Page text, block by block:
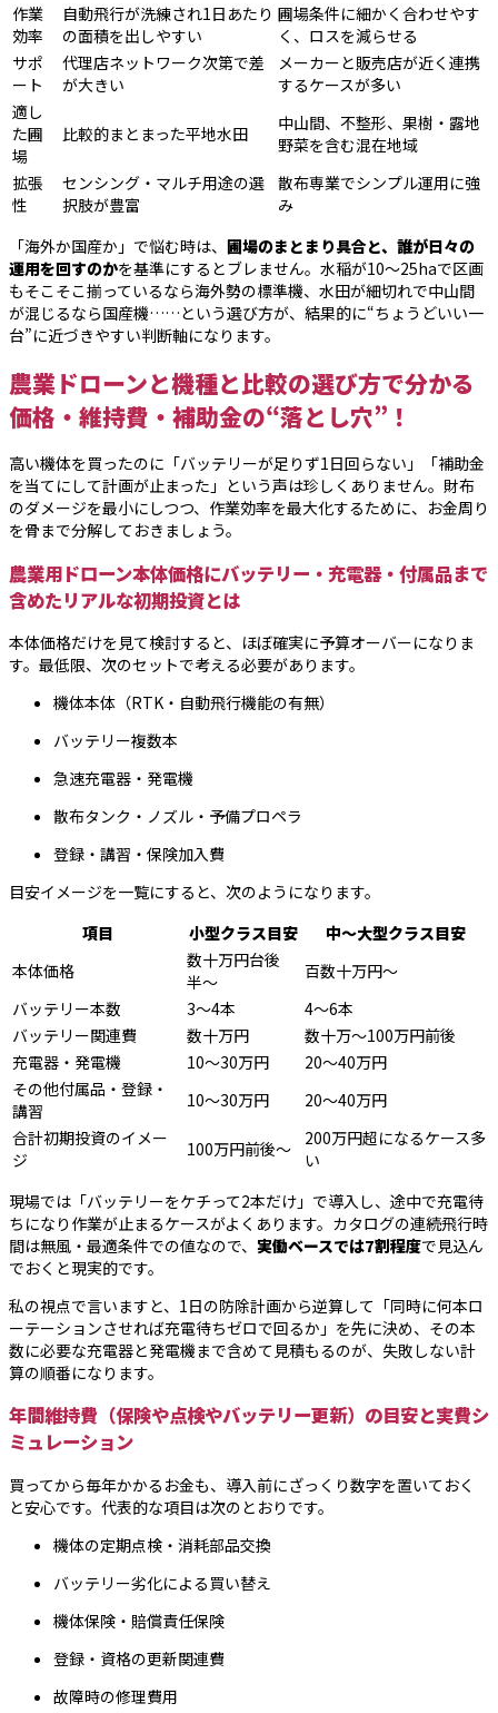
作業
効率
自動飛行が洗練され1日あたり
の面積を出しやすい
圃場条件に細かく合わせやす
く、ロスを減らせる
サポ
ート
代理店ネットワーク次第で差
が大きい
メーカーと販売店が近く連携
するケースが多い
適し
た圃
場
比較的まとまった平地水田
中山間、不整形、果樹・露地
野菜を含む混在地域
拡張
性
センシング・マルチ用途の選
択肢が豊富
散布専業でシンプル運用に強
み
「海外か国産か」で悩む時は、 圃場のまとまり具合と、誰が日々の
運用を回すのかを基準にするとブレません。水稲が10〜25haで区画
もそこそこ揃っているなら海外勢の標準機、水田が細切れで中山間
が混じるなら国産機……という選び方が、結果的に“ちょうどいい一
台”に近づきやすい判断軸になります。
農業ドローンと機種と比較の選び方で分かる
価格・維持費・補助金の“落とし穴”！
高い機体を買ったのに「バッテリーが足りず1日回らない」「補助金
を当てにして計画が止まった」という声は珍しくありません。財布
のダメージを最小にしつつ、作業効率を最大化するために、お金周り
を骨まで分解しておきましょう。
農業用ドローン本体価格にバッテリー・充電器・付属品まで
含めたリアルな初期投資とは
本体価格だけを見て検討すると、ほぼ確実に予算オーバーになりま
す。最低限、次のセットで考える必要があります。
機体本体（RTK・自動飛行機能の有無）
バッテリー複数本
急速充電器・発電機
散布タンク・ノズル・予備プロペラ
登録・講習・保険加入費
目安イメージを一覧にすると、次のようになります。
項目
小型クラス目安
中〜大型クラス目安
本体価格
数十万円台後
半〜
百数十万円〜
バッテリー本数
3〜4本
4〜6本
バッテリー関連費
数十万円
数十万〜100万円前後
充電器・発電機
10〜30万円
20〜40万円
その他付属品・登録・
講習
10〜30万円
20〜40万円
合計初期投資のイメー
ジ
100万円前後〜
200万円超になるケース多
い
現場では「バッテリーをケチって2本だけ」で導入し、途中で充電待
ちになり作業が止まるケースがよくあります。カタログの連続飛行時
間は無風・最適条件での値なので、 実働ベースでは7割程度で見込ん
でおくと現実的です。
私の視点で言いますと、1日の防除計画から逆算して「同時に何本ロ
ーテーションさせれば充電待ちゼロで回るか」を先に決め、その本
数に必要な充電器と発電機まで含めて見積もるのが、失敗しない計
算の順番になります。
年間維持費（保険や点検やバッテリー更新）の目安と実費シ
ミュレーション
買ってから毎年かかるお金も、導入前にざっくり数字を置いておく
と安心です。代表的な項目は次のとおりです。
機体の定期点検・消耗部品交換
バッテリー劣化による買い替え
機体保険・賠償責任保険
登録・資格の更新関連費
故障時の修理費用